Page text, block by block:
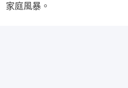
家庭風暴。